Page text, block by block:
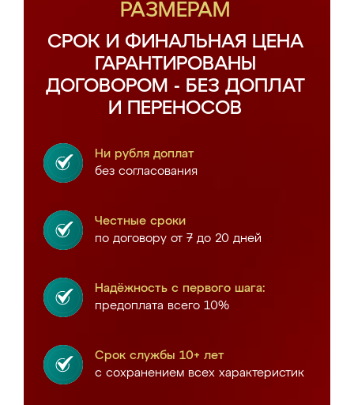
РАЗМЕРАМ
СРОК И ФИНАЛЬНАЯ ЦЕНА
ГАРАНТИРОВАНЫ
ДОГОВОРОМ - БЕЗ ДОПЛАТ
И ПЕРЕНОСОВ
Ни рубля доплат
без согласования
Честные сроки
по договору от 7 до 20 дней
Надёжность с первого шага:
предоплата всего 10%
Срок службы 10+ лет
с сохранением всех характеристик